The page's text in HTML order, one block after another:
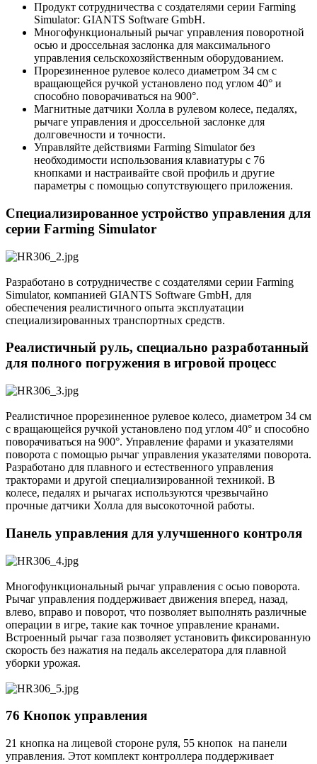
Продукт сотрудничества с создателями серии Farming
Simulator: GIANTS Software GmbH.
Многофункциональный рычаг управления поворотной
осью и дроссельная заслонка для максимального
управления сельскохозяйственным оборудованием.
Прорезиненное рулевое колесо диаметром 34 см с
вращающейся ручкой установлено под углом 40° и
способно поворачиваться на 900°.
Магнитные датчики Холла в рулевом колесе, педалях,
рычаге управления и дроссельной заслонке для
долговечности и точности.
Управляйте действиями Farming Simulator без
необходимости использования клавиатуры с 76
кнопками и настраивайте свой профиль и другие
параметры с помощью сопутствующего приложения.
Специализированное устройство управления для
серии Farming Simulator
Разработано в сотрудничестве с создателями серии Farming
Simulator, компанией GIANTS Software GmbH, для
обеспечения реалистичного опыта эксплуатации
специализированных транспортных средств.
Реалистичный руль, специально разработанный
для полного погружения в игровой процесс
Реалистичное прорезиненное рулевое колесо, диаметром 34 см
с вращающейся ручкой установлено под углом 40° и способно
поворачиваться на 900°. Управление фарами и указателями
поворота с помощью рычаг управления указателями поворота.
Разработано для плавного и естественного управления
тракторами и другой специализированной техникой. В
колесе, педалях и рычагах используются чрезвычайно
прочные датчики Холла для высокоточной работы.
Панель управления для улучшенного контроля
Многофункциональный рычаг управления с осью поворота.
Рычаг управления поддерживает движения вперед, назад,
влево, вправо и поворот, что позволяет выполнять различные
операции в игре, такие как точное управление кранами.
Встроенный рычаг газа позволяет установить фиксированную
скорость без нажатия на педаль акселератора для плавной
уборки урожая.
76 Кнопок управления
21 кнопка на лицевой стороне руля, 55 кнопок на панели
управления. Этот комплект контроллера поддерживает